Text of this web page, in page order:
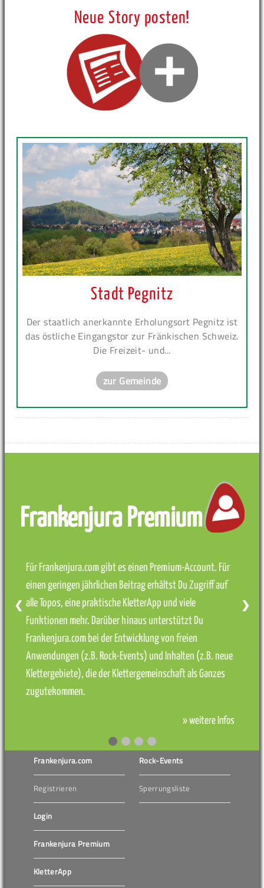
Neue Story posten!
Stadt Pegnitz
Der staatlich anerkannte Erholungsort Pegnitz ist
das östliche Eingangstor zur Fränkischen Schweiz.
Die Freizeit- und...
zur Gemeinde
Frankenjura Premium
Für Frankenjura.com gibt es einen Premium-Account. Für
einen geringen jährlichen Beitrag erhältst Du Zugriff auf
alle Topos, eine praktische KletterApp und viele
Funktionen mehr. Darüber hinaus unterstützt Du
Frankenjura.com bei der Entwicklung von freien
Anwendungen (z.B. Rock-Events) und Inhalten (z.B. neue
Klettergebiete), die der Klettergemeinschaft als Ganzes
zugutekommen.
» weitere Infos
❮ ❯
Frankenjura.com
Registrieren
Login
Frankenjura Premium
KletterApp
Rock-Events
Sperrungsliste